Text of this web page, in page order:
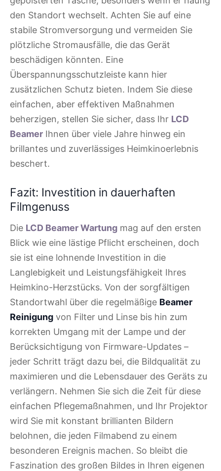
den Standort wechselt. Achten Sie auf eine
stabile Stromversorgung und vermeiden Sie
plötzliche Stromausfälle, die das Gerät
beschädigen könnten. Eine
Überspannungsschutzleiste kann hier
zusätzlichen Schutz bieten. Indem Sie diese
einfachen, aber effektiven Maßnahmen
beherzigen, stellen Sie sicher, dass Ihr LCD
Beamer Ihnen über viele Jahre hinweg ein
brillantes und zuverlässiges Heimkinoerlebnis
beschert.
Fazit: Investition in dauerhaften
Filmgenuss
Die LCD Beamer Wartung mag auf den ersten
Blick wie eine lästige Pflicht erscheinen, doch
sie ist eine lohnende Investition in die
Langlebigkeit und Leistungsfähigkeit Ihres
Heimkino-Herzstücks. Von der sorgfältigen
Standortwahl über die regelmäßige Beamer
Reinigung von Filter und Linse bis hin zum
korrekten Umgang mit der Lampe und der
Berücksichtigung von Firmware-Updates –
jeder Schritt trägt dazu bei, die Bildqualität zu
maximieren und die Lebensdauer des Geräts zu
verlängern. Nehmen Sie sich die Zeit für diese
einfachen Pflegemaßnahmen, und Ihr Projektor
wird Sie mit konstant brillianten Bildern
belohnen, die jeden Filmabend zu einem
besonderen Ereignis machen. So bleibt die
Faszination des großen Bildes in Ihren eigenen